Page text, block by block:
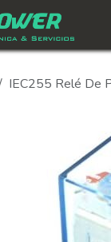
IEC255 Relé De